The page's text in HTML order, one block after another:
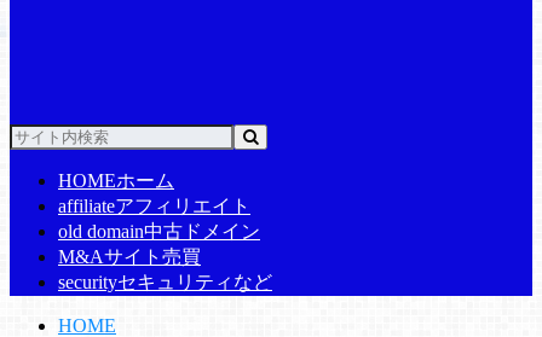
HOMEホーム
affiliateアフィリエイト
old domain中古ドメイン
M&Aサイト売買
securityセキュリティなど
HOME